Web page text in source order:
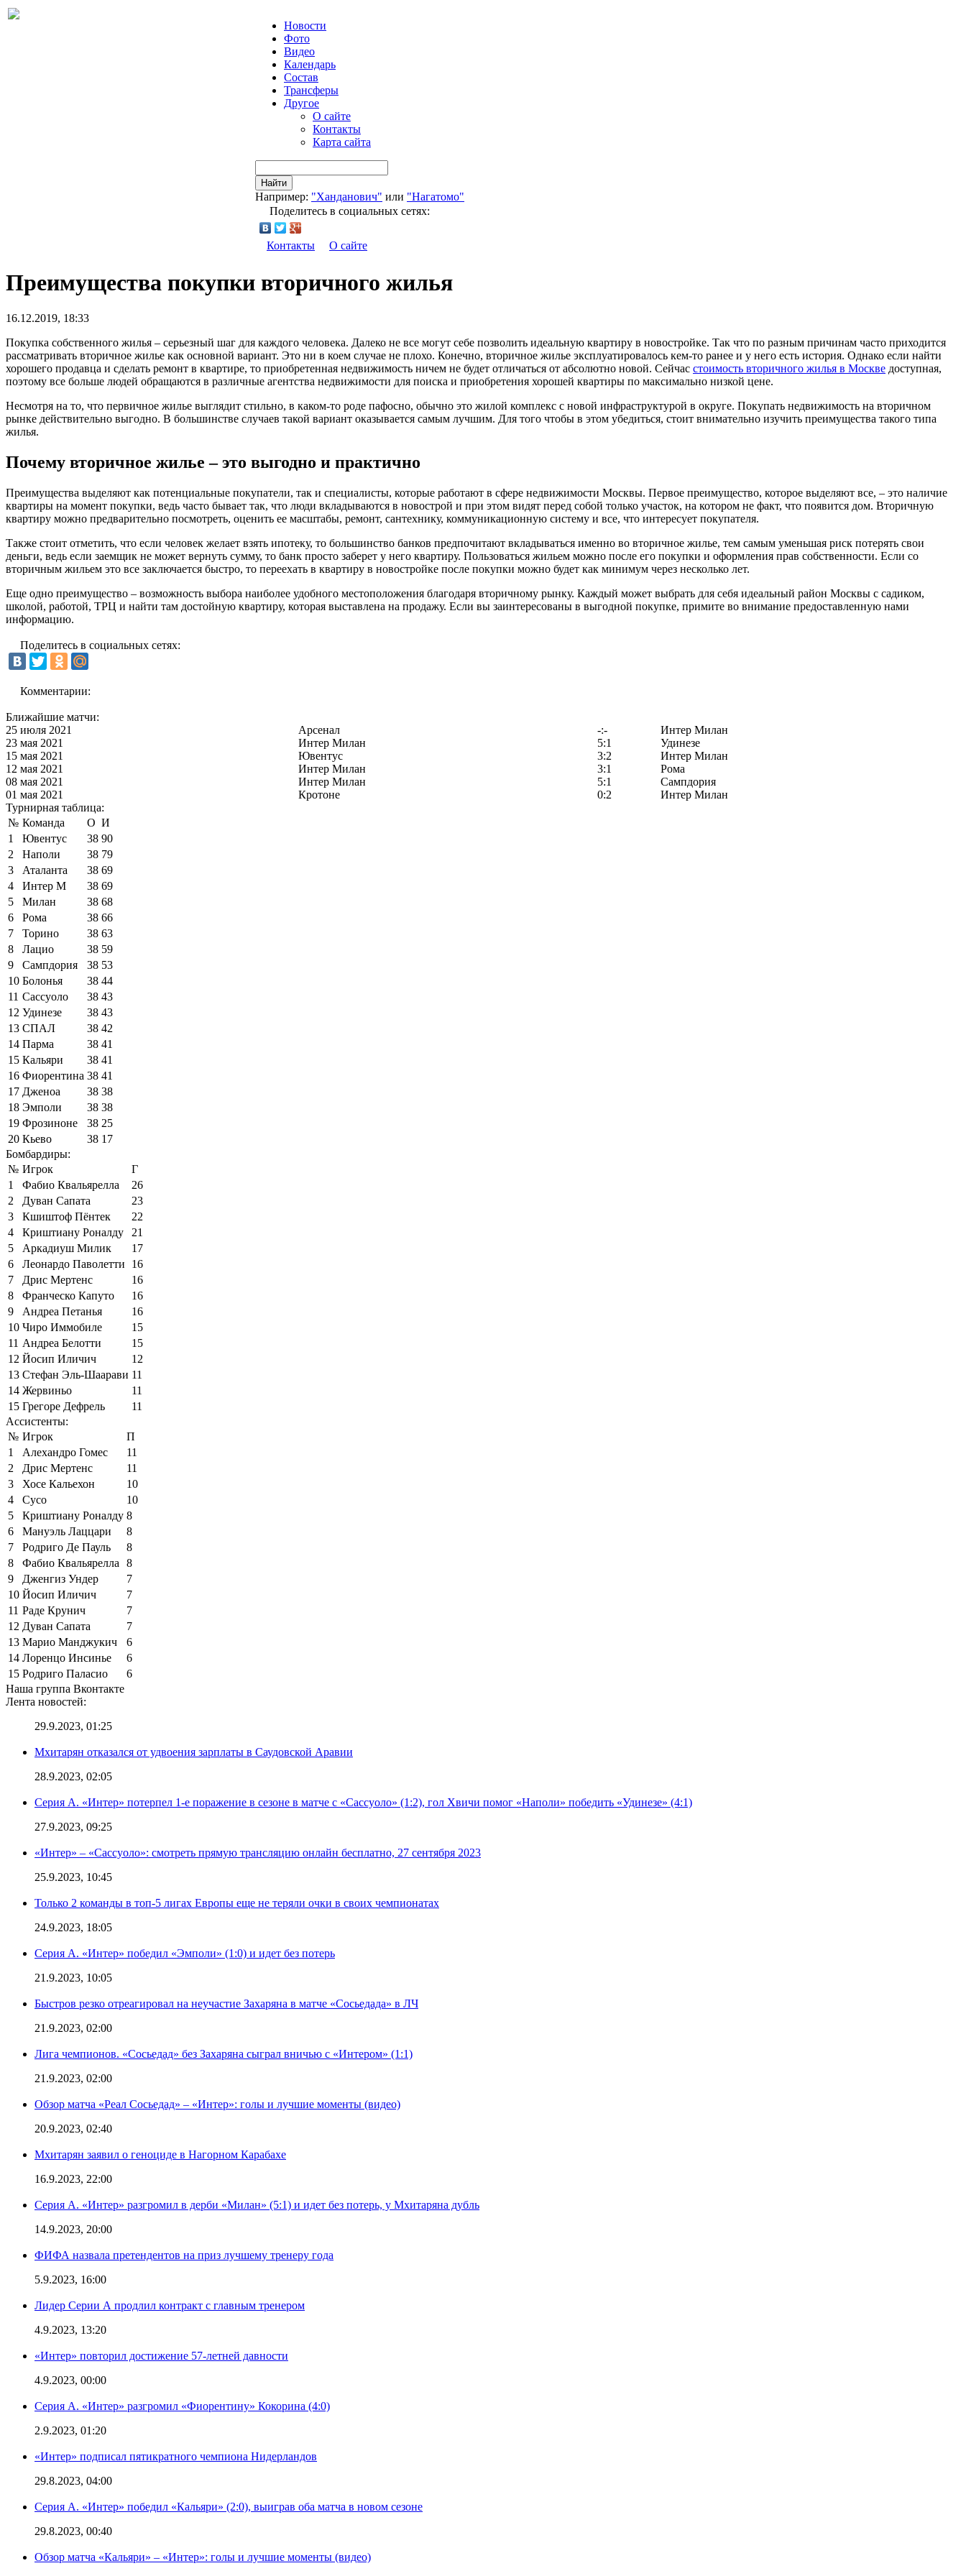
Новости
Фото
Видео
Календарь
Состав
Трансферы
Другое
О сайте
Контакты
Карта сайта
Найти
Например: "Ханданович" или "Нагатомо"
Поделитесь в социальных сетях:
Контакты О сайте
Преимущества покупки вторичного жилья
16.12.2019, 18:33
Покупка собственного жилья – серьезный шаг для каждого человека. Далеко не все могут себе позволить идеальную квартиру в новостройке. Так что по разным причинам часто приходится
рассматривать вторичное жилье как основной вариант. Это ни в коем случае не плохо. Конечно, вторичное жилье эксплуатировалось кем-то ранее и у него есть история. Однако если найти
хорошего продавца и сделать ремонт в квартире, то приобретенная недвижимость ничем не будет отличаться от абсолютно новой. Сейчас стоимость вторичного жилья в Москве доступная,
поэтому все больше людей обращаются в различные агентства недвижимости для поиска и приобретения хорошей квартиры по максимально низкой цене.
Несмотря на то, что первичное жилье выглядит стильно, в каком-то роде пафосно, обычно это жилой комплекс с новой инфраструктурой в округе. Покупать недвижимость на вторичном
рынке действительно выгодно. В большинстве случаев такой вариант оказывается самым лучшим. Для того чтобы в этом убедиться, стоит внимательно изучить преимущества такого типа
жилья.
Почему вторичное жилье – это выгодно и практично
Преимущества выделяют как потенциальные покупатели, так и специалисты, которые работают в сфере недвижимости Москвы. Первое преимущество, которое выделяют все, – это наличие
квартиры на момент покупки, ведь часто бывает так, что люди вкладываются в новострой и при этом видят перед собой только участок, на котором не факт, что появится дом. Вторичную
квартиру можно предварительно посмотреть, оценить ее масштабы, ремонт, сантехнику, коммуникационную систему и все, что интересует покупателя.
Также стоит отметить, что если человек желает взять ипотеку, то большинство банков предпочитают вкладываться именно во вторичное жилье, тем самым уменьшая риск потерять свои
деньги, ведь если заемщик не может вернуть сумму, то банк просто заберет у него квартиру. Пользоваться жильем можно после его покупки и оформления прав собственности. Если со
вторичным жильем это все заключается быстро, то переехать в квартиру в новостройке после покупки можно будет как минимум через несколько лет.
Еще одно преимущество – возможность выбора наиболее удобного местоположения благодаря вторичному рынку. Каждый может выбрать для себя идеальный район Москвы с садиком,
школой, работой, ТРЦ и найти там достойную квартиру, которая выставлена на продажу. Если вы заинтересованы в выгодной покупке, примите во внимание предоставленную нами
информацию.
Поделитесь в социальных сетях:
Комментарии:
Ближайшие матчи:
25 июля 2021
Арсенал -:-
Интер Милан
23 мая 2021
Интер Милан 5:1
Удинезе
15 мая 2021
Ювентус 3:2
Интер Милан
12 мая 2021
Интер Милан 3:1
Рома
08 мая 2021
Интер Милан 5:1
Сампдория
01 мая 2021
Кротоне 0:2
Интер Милан
Турнирная таблица:
№ Команда О И
1
Ювентус 38 90
2
Наполи 38 79
3
Аталанта 38 69
4
Интер М 38 69
5
Милан 38 68
6
Рома 38 66
7
Торино 38 63
8
Лацио 38 59
9
Сампдория 38 53
10 Болонья 38 44
11 Сассуоло 38 43
12 Удинезе 38 43
13 СПАЛ 38 42
14 Парма 38 41
15 Кальяри 38 41
16 Фиорентина 38 41
17 Дженоа 38 38
18 Эмполи 38 38
19 Фрозиноне 38 25
20 Кьево 38 17
Бомбардиры:
№ Игрок
Г
1
Фабио Квальярелла
26
2
Дуван Сапата
23
3
Кшиштоф Пёнтек
22
4
Криштиану Роналду
21
5
Аркадиуш Милик
17
6
Леонардо Паволетти
16
7
Дрис Мертенс
16
8
Франческо Капуто
16
9
Андреа Петанья
16
10 Чиро Иммобиле
15
11 Андреа Белотти
15
12 Йосип Иличич
12
13 Стефан Эль-Шаарави 11
14 Жервиньо
11
15 Грегоре Дефрель
11
Ассистенты:
№ Игрок
П
1
Алехандро Гомес
11
2
Дрис Мертенс
11
3
Хосе Кальехон
10
4
Сусо
10
5
Криштиану Роналду 8
6
Мануэль Лаццари
8
7
Родриго Де Пауль
8
8
Фабио Квальярелла
8
9
Дженгиз Ундер
7
10 Йосип Иличич
7
11 Раде Крунич
7
12 Дуван Сапата
7
13 Марио Манджукич
6
14 Лоренцо Инсинье
6
15 Родриго Паласио
6
Наша группа Вконтакте
Лента новостей:
29.9.2023, 01:25
Мхитарян отказался от удвоения зарплаты в Саудовской Аравии
28.9.2023, 02:05
Серия А. «Интер» потерпел 1-е поражение в сезоне в матче с «Сассуоло» (1:2), гол Хвичи помог «Наполи» победить «Удинезе» (4:1)
27.9.2023, 09:25
«Интер» – «Сассуоло»: смотреть прямую трансляцию онлайн бесплатно, 27 сентября 2023
25.9.2023, 10:45
Только 2 команды в топ-5 лигах Европы еще не теряли очки в своих чемпионатах
24.9.2023, 18:05
Серия А. «Интер» победил «Эмполи» (1:0) и идет без потерь
21.9.2023, 10:05
Быстров резко отреагировал на неучастие Захаряна в матче «Сосьедада» в ЛЧ
21.9.2023, 02:00
Лига чемпионов. «Сосьедад» без Захаряна сыграл вничью с «Интером» (1:1)
21.9.2023, 02:00
Обзор матча «Реал Сосьедад» – «Интер»: голы и лучшие моменты (видео)
20.9.2023, 02:40
Мхитарян заявил о геноциде в Нагорном Карабахе
16.9.2023, 22:00
Серия А. «Интер» разгромил в дерби «Милан» (5:1) и идет без потерь, у Мхитаряна дубль
14.9.2023, 20:00
ФИФА назвала претендентов на приз лучшему тренеру года
5.9.2023, 16:00
Лидер Серии А продлил контракт с главным тренером
4.9.2023, 13:20
«Интер» повторил достижение 57-летней давности
4.9.2023, 00:00
Серия А. «Интер» разгромил «Фиорентину» Кокорина (4:0)
2.9.2023, 01:20
«Интер» подписал пятикратного чемпиона Нидерландов
29.8.2023, 04:00
Серия А. «Интер» победил «Кальяри» (2:0), выиграв оба матча в новом сезоне
29.8.2023, 00:40
Обзор матча «Кальяри» – «Интер»: голы и лучшие моменты (видео)